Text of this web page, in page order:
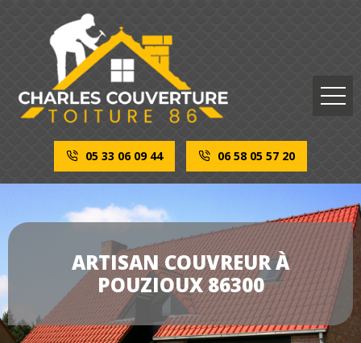
05 33 06 09 44 06 58 05 57 20
ARTISAN COUVREUR À
POUZIOUX 86300